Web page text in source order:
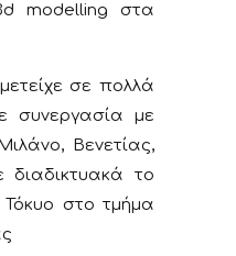
modelling στα
σε πολλά
συνεργασία με
Βενετίας,
διαδικτυακά το
στο τμήμα